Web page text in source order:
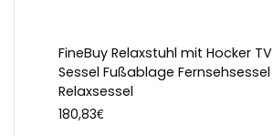
FineBuy Relaxstuhl mit Hocker TV
Sessel Fußablage Fernsehsessel
Relaxsessel
180,83€